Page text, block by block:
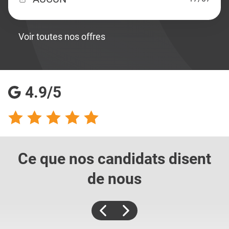
Voir toutes nos offres
4.9/5
Ce que nos candidats disent
de nous